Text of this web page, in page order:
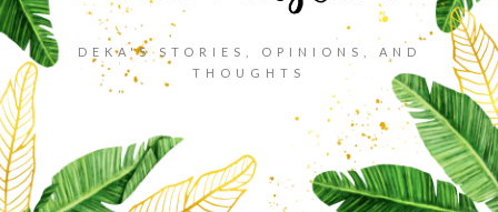
DEKA'S STORIES, OPINIONS, AND
THOUGHTS